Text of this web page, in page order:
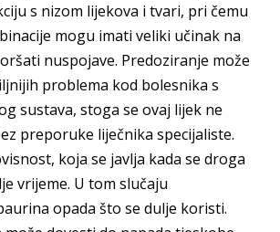
s nizom lijekova i tvari, pri čemu
mogu imati veliki učinak na
nuspojave. Predoziranje može
problema kod bolesnika s
sustava, stoga se ovaj lijek ne
preporuke liječnika specijaliste.
koja se javlja kada se droga
vrijeme. U tom slučaju
opada što se dulje koristi.